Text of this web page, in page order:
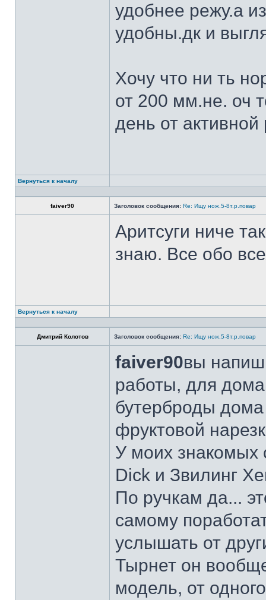
удобнее режу.а
удобны.дк и
Хочу что ни ть
от 200 мм.не. оч
день от
Вернуться к началу
faiver90 Заголовок сообщения: Re: Ищу нож.5-8т.р.повар
Аритсуги ниче
знаю. Все обо
Вернуться к началу
Дмитрий Колотов Заголовок сообщения: Re: Ищу нож.5-8т.р.повар
faiver90вы
работы, для
бутерброды дома
фруктовой
У моих знакомых
Dick и Звилинг
По ручкам да...
самому
услышать от
Тырнет он
модель, от